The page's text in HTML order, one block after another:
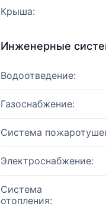
Крыша:
Инженерные
Водоотведение:
Газоснабжение:
Система
Электроснабжение:
Система
отопления: